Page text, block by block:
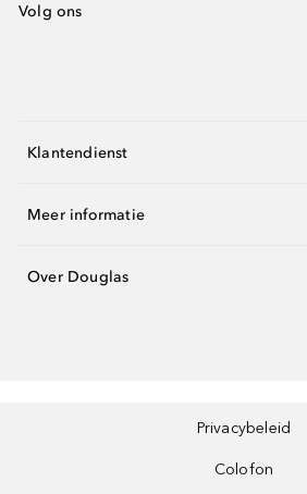
Volg ons
Klantendienst
Meer informatie
Over Douglas
Privacybeleid
Colofon